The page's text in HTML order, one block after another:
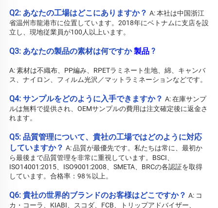
Q2: あなたの工場はどこにありますか？ A: 本社は中国浙江
省温州市龍港市に位置しています。2018年にベトナムに支店を設
立し、現地従業員が100人以上います。
Q3: あなたの製品の素材は何ですか 製品 ?
A: 素材は不織布、PP編み、RPETラミネート生地、綿、キャンバ
ス、ナイロン、フィルム光沢／マットラミネーションなどです。
Q4: サンプルをどのように入手できますか？ A: 在庫サンプ
ルは無料で提供され、OEMサンプルの費用は注文確定後に返金さ
れます。
Q5: 品質管理について、貴社の工場ではどのように対応
していますか？ A: 品質が最優先です。私たちは常に、最初か
ら最後まで品質管理を非常に重視しています。BSCI、
ISO14001:2015、ISO9001:2008、SMETA、BRCの各認証を取得
しています。合格率：98％以上。
Q6: 貴社の世界的ブランドのお客様はどこですか？ A: コ
カ・コーラ、KIABI、スコダ、FCB、トリップアドバイザー、